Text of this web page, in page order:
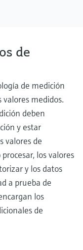
de
de medición
medidos.
deben
y estar
valores de
los valores
y los datos
a prueba de
los
de